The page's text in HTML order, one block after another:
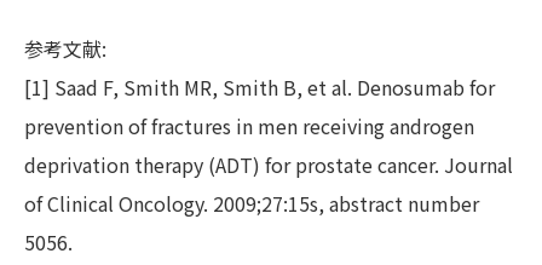
参考文献:
[1] Saad F, Smith MR, Smith B, et al. Denosumab for
prevention of fractures in men receiving androgen
deprivation therapy (ADT) for prostate cancer. Journal
of Clinical Oncology. 2009;27:15s, abstract number
5056.